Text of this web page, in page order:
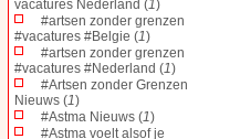
vacatures Nederland (1)
#artsen zonder grenzen
#vacatures #Belgie (1)
#artsen zonder grenzen
#vacatures #Nederland (1)
#Artsen zonder Grenzen
Nieuws (1)
#Astma Nieuws (1)
#Astma voelt alsof je